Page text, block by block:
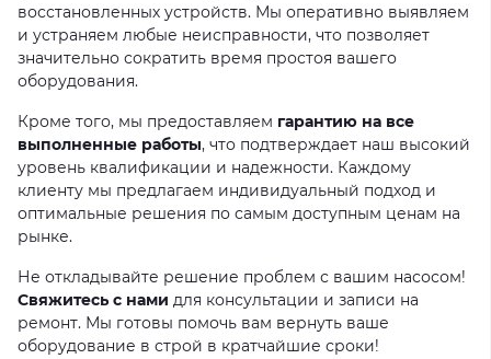
восстановленных устройств. Мы оперативно выявляем
и устраняем любые неисправности, что позволяет
значительно сократить время простоя вашего
оборудования.
Кроме того, мы предоставляем гарантию на все
выполненные работы, что подтверждает наш высокий
уровень квалификации и надежности. Каждому
клиенту мы предлагаем индивидуальный подход и
оптимальные решения по самым доступным ценам на
рынке.
Не откладывайте решение проблем с вашим насосом!
Свяжитесь с нами для консультации и записи на
ремонт. Мы готовы помочь вам вернуть ваше
оборудование в строй в кратчайшие сроки!